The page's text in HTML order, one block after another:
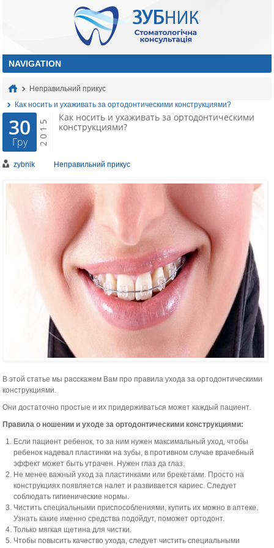
Неправильний прикус
Как носить и ухаживать за ортодонтическими конструкциями?
30
Гру 2015
Как носить и ухаживать за ортодонтическими
конструкциями?
zybnik Неправильний прикус
В этой статье мы расскажем Вам про правила ухода за ортодонтическими
конструкциями.
Они достаточно простые и их придерживаться может каждый пациент.
Правила о ношении и уходе за ортодонтическими конструкциями:
Если пациент ребенок, то за ним нужен максимальный уход, чтобы
ребенок надевал пластинки на зубы, в противном случае врачебный
эффект может быть утрачен. Нужен глаз да глаз.
Не менее важный уход за пластинками или брекетами. Просто на
конструкциях появляется налет и развивается кариес. Следует
соблюдать гигиенические нормы.
Чистить специальными приспособлениями, купить их можно в аптеке.
Узнать какие именно средства подойдут, поможет ортодонт.
Только мягкая щетина для чистки.
Чтобы повысить качество ухода, следует чистить специальными